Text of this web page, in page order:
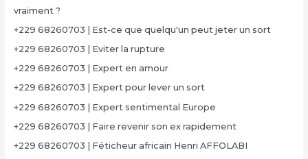
vraiment ?
+229 68260703 | Est-ce que quelqu'un peut jeter un sort
+229 68260703 | Eviter la rupture
+229 68260703 | Expert en amour
+229 68260703 | Expert pour lever un sort
+229 68260703 | Expert sentimental Europe
+229 68260703 | Faire revenir son ex rapidement
+229 68260703 | Féticheur africain Henri AFFOLABI